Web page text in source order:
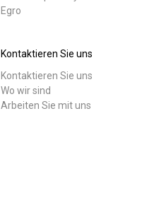
Egro
Kontaktieren Sie uns
Kontaktieren Sie uns
Wo wir sind
Arbeiten Sie mit uns